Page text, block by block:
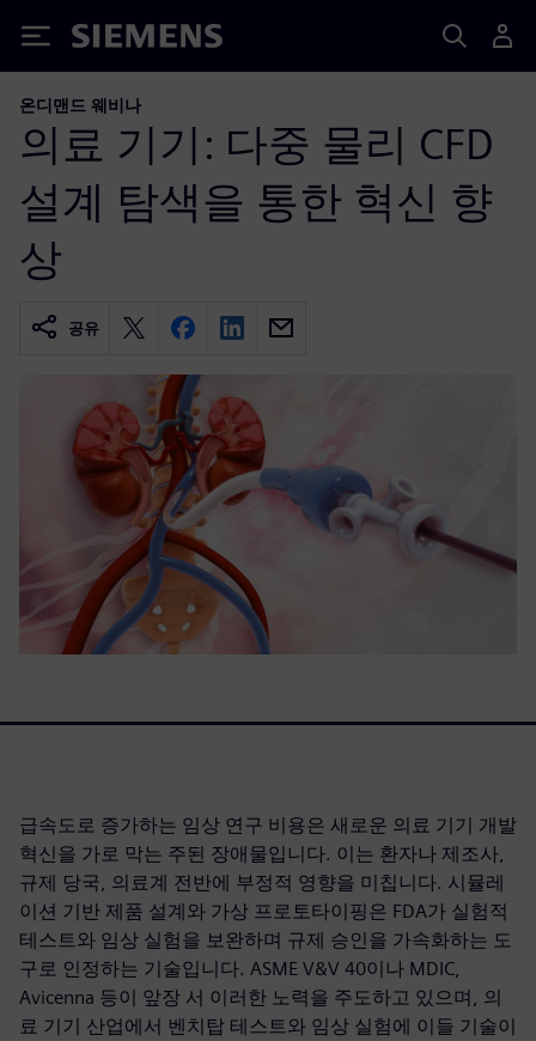
Siemens
온디맨드 웨비나
의료 기기: 다중 물리 CFD
설계 탐색을 통한 혁신 향
상
공유
급속도로 증가하는 임상 연구 비용은 새로운 의료 기기 개발
혁신을 가로 막는 주된 장애물입니다. 이는 환자나 제조사,
규제 당국, 의료계 전반에 부정적 영향을 미칩니다. 시뮬레
이션 기반 제품 설계와 가상 프로토타이핑은 FDA가 실험적
테스트와 임상 실험을 보완하며 규제 승인을 가속화하는 도
구로 인정하는 기술입니다. ASME V&V 40이나 MDIC,
Avicenna 등이 앞장 서 이러한 노력을 주도하고 있으며, 의
료 기기 산업에서 벤치탑 테스트와 임상 실험에 이들 기술이